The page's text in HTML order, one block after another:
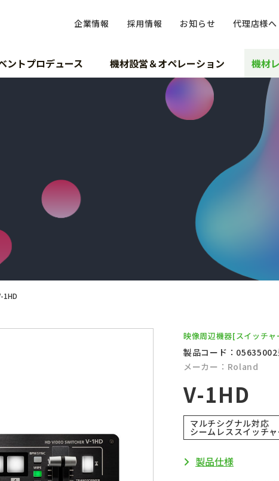
企業情報 採用情報 お知らせ 代理店様へ
ントプロデュース 機材設営＆オペレーション 機材
1HD
映像周辺機器[スイッチャ
製品コード：05635002
メーカー：Roland
V-1HD
マルチシグナル対応
シームレススイッチャ
製品仕様